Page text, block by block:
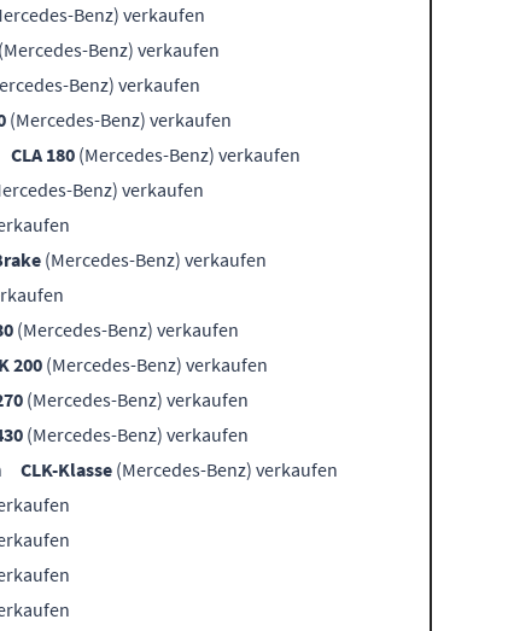
Benz) verkaufen
(Mercedes-Benz) verkaufen
Benz) verkaufen
(Mercedes-Benz) verkaufen
CLA 180 (Mercedes-Benz) verkaufen
Benz) verkaufen
(Mercedes-Benz) verkaufen
(Mercedes-Benz) verkaufen
200(Mercedes-Benz) verkaufen
(Mercedes-Benz) verkaufen
(Mercedes-Benz) verkaufen
CLK-Klasse (Mercedes-Benz) verkaufen